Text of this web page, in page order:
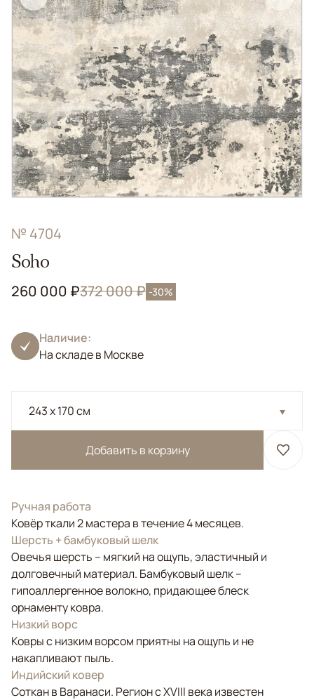
№ 4704
Soho
260 000 ₽372 000 ₽ -30%
Наличие:
На складе в Москве
243 x 170 см
Добавить в корзину
Ручная работа
Ковёр ткали 2 мастера в течение 4 месяцев.
Шерсть + бамбуковый шелк
Овечья шерсть – мягкий на ощупь, эластичный и
долговечный материал. Бамбуковый шелк –
гипоаллергенное волокно, придающее блеск
орнаменту ковра.
Низкий ворс
Ковры с низким ворсом приятны на ощупь и не
накапливают пыль.
Индийский ковер
Соткан в Варанаси. Регион с XVIII века известен